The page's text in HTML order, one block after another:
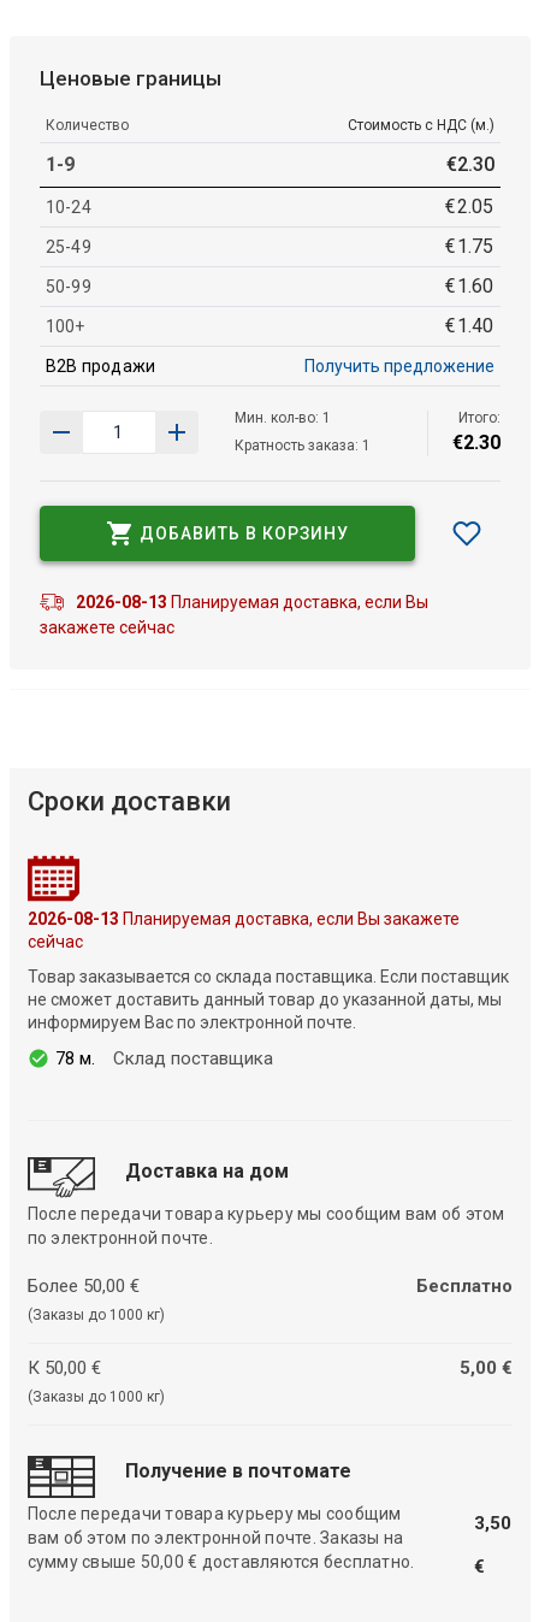
Ценовые границы
Количество Стоимость с НДС (м.)
1-9 €2.30
10-24 €2.05
25-49 €1.75
50-99 €1.60
100+ €1.40
B2B продажи Получить предложение
Мин. кол-во: 1
Кратность заказа: 1
Итого:
€2.30
ДОБАВИТЬ В КОРЗИНУ
2026-08-13 Планируемая доставка, если Вы
закажете сейчас
Сроки доставки
2026-08-13 Планируемая доставка, если Вы закажете
сейчас
Товар заказывается со склада поставщика. Если поставщик
не сможет доставить данный товар до указанной даты, мы
информируем Вас по электронной почте.
78 м. Склад поставщика
Доставка на дом
После передачи товара курьеру мы сообщим вам об этом
по электронной почте.
Более 50,00 €
(Заказы до 1000 кг)
Бесплатно
К 50,00 €
(Заказы до 1000 кг)
5,00 €
Получение в почтомате
После передачи товара курьеру мы сообщим
вам об этом по электронной почте. Заказы на
сумму свыше 50,00 € доставляются бесплатно.
3,50
€